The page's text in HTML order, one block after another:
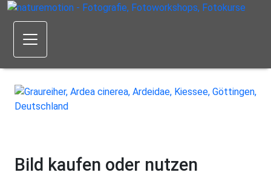
Bild kaufen oder nutzen